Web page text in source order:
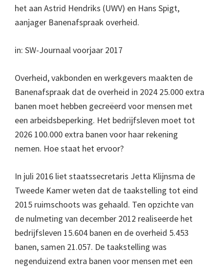
het aan Astrid Hendriks (UWV) en Hans Spigt,
aanjager Banenafspraak overheid.
in: SW-Journaal voorjaar 2017
Overheid, vakbonden en werkgevers maakten de
Banenafspraak dat de overheid in 2024 25.000 extra
banen moet hebben gecreëerd voor mensen met
een arbeidsbeperking. Het bedrijfsleven moet tot
2026 100.000 extra banen voor haar rekening
nemen. Hoe staat het ervoor?
In juli 2016 liet staatssecretaris Jetta Klijnsma de
Tweede Kamer weten dat de taakstelling tot eind
2015 ruimschoots was gehaald. Ten opzichte van
de nulmeting van december 2012 realiseerde het
bedrijfsleven 15.604 banen en de overheid 5.453
banen, samen 21.057. De taakstelling was
negenduizend extra banen voor mensen met een